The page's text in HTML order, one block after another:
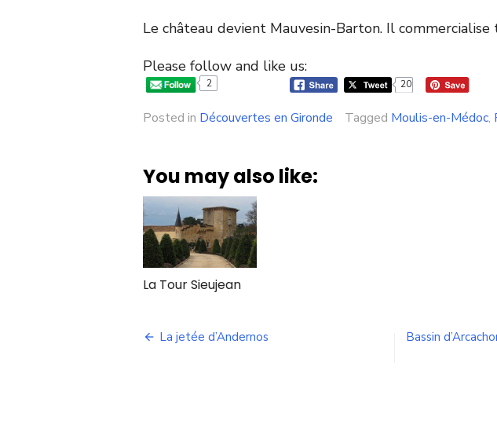
Le château devient Mauvesin-Barton. Il commercialise
Please follow and like us:
2 20
Posted in Découvertes en Gironde Tagged Moulis-en-Médoc,
You may also like:
La Tour Sieujean
Navigation
La jetée d’Andernos
Bassin